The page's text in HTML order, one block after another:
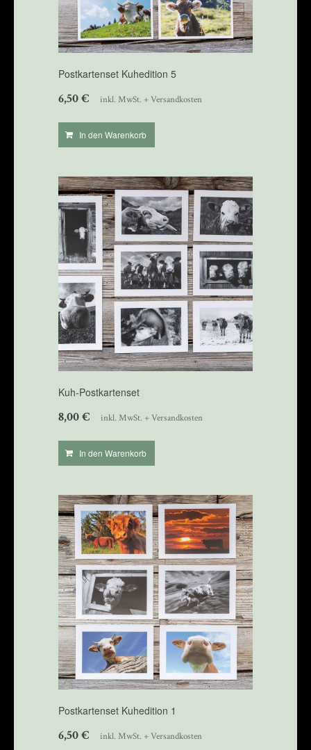
Postkartenset Kuhedition 5
6,50€ inkl. MwSt. + Versandkosten
In den Warenkorb
Kuh-Postkartenset
8,00€ inkl. MwSt. + Versandkosten
In den Warenkorb
Postkartenset Kuhedition 1
6,50€ inkl. MwSt. + Versandkosten